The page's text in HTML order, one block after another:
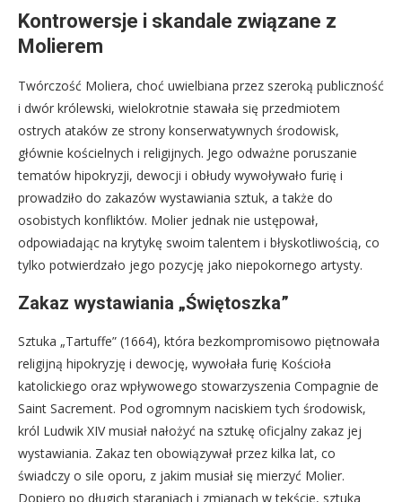
Kontrowersje i skandale związane z
Molierem
Twórczość Moliera, choć uwielbiana przez szeroką publiczność
i dwór królewski, wielokrotnie stawała się przedmiotem
ostrych ataków ze strony konserwatywnych środowisk,
głównie kościelnych i religijnych. Jego odważne poruszanie
tematów hipokryzji, dewocji i obłudy wywoływało furię i
prowadziło do zakazów wystawiania sztuk, a także do
osobistych konfliktów. Molier jednak nie ustępował,
odpowiadając na krytykę swoim talentem i błyskotliwością, co
tylko potwierdzało jego pozycję jako niepokornego artysty.
Zakaz wystawiania „Świętoszka”
Sztuka „Tartuffe” (1664), która bezkompromisowo piętnowała
religijną hipokryzję i dewocję, wywołała furię Kościoła
katolickiego oraz wpływowego stowarzyszenia Compagnie de
Saint Sacrement. Pod ogromnym naciskiem tych środowisk,
król Ludwik XIV musiał nałożyć na sztukę oficjalny zakaz jej
wystawiania. Zakaz ten obowiązywał przez kilka lat, co
świadczy o sile oporu, z jakim musiał się mierzyć Molier.
Dopiero po długich staraniach i zmianach w tekście, sztuka